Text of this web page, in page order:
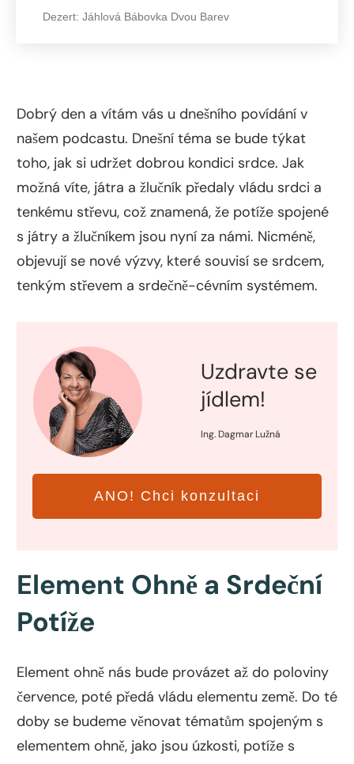
Dezert: Jáhlová Bábovka Dvou Barev
Dobrý den a vítám vás u dnešního povídání v
našem podcastu. Dnešní téma se bude týkat
toho, jak si udržet dobrou kondici srdce. Jak
možná víte, játra a žlučník předaly vládu srdci a
tenkému střevu, což znamená, že potíže spojené
s játry a žlučníkem jsou nyní za námi. Nicméně,
objevují se nové výzvy, které souvisí se srdcem,
tenkým střevem a srdečně-cévním systémem.
Uzdravte se
jídlem!
Ing. Dagmar Lužná
ANO! Chci konzultaci
Element Ohně a Srdeční
Potíže
Element ohně nás bude provázet až do poloviny
července, poté předá vládu elementu země. Do té
doby se budeme věnovat tématům spojeným s
elementem ohně, jako jsou úzkosti, potíže s